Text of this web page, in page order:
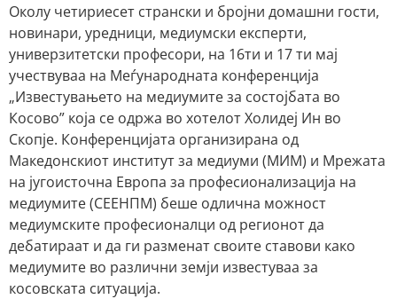
Околу четириесет странски и бројни домашни гости,
новинари, уредници, медиумски експерти,
универзитетски професори, на 16ти и 17 ти мај
учествуваа на Меѓународната конференција
„Известувањето на медиумите за состојбата во
Косово” која се одржа во хотелот Холидеј Ин во
Скопје. Конференцијата организирана од
Македонскиот институт за медиуми (МИМ) и Мрежата
на југоисточна Европа за професионализација на
медиумите (СЕЕНПМ) беше одлична можност
медиумските професионалци од регионот да
дебатираат и да ги разменат своите ставови како
медиумите во различни земји известуваа за
косовската ситуација.